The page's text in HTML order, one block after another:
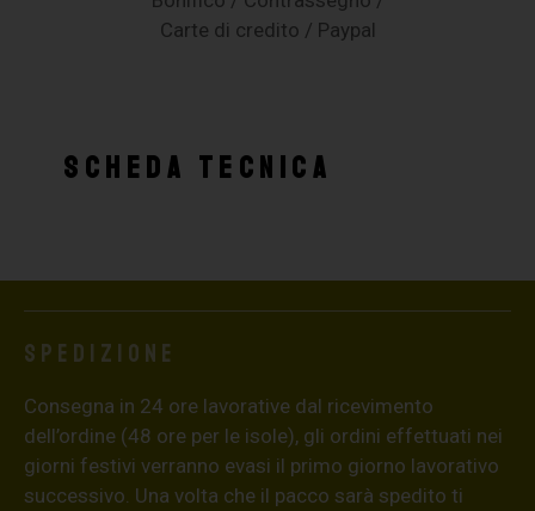
Carte di credito / Paypal
SCHEDA TECNICA
Spedizione
Consegna in 24 ore lavorative dal ricevimento
dell’ordine (48 ore per le isole), gli ordini effettuati nei
giorni festivi verranno evasi il primo giorno lavorativo
successivo. Una volta che il pacco sarà spedito ti